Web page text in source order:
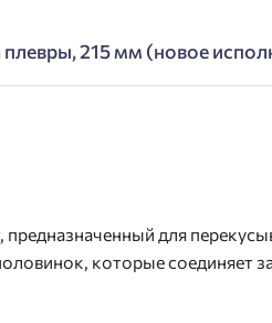
215 мм (новое
для
которые